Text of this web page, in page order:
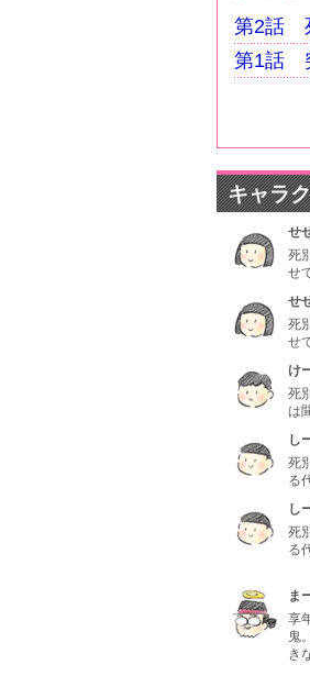
第2話
第1話
キャラ
せ
死
せ
せ
死
せ
け
死
は
し
死
る
し
死
る
ま
享
鬼
き